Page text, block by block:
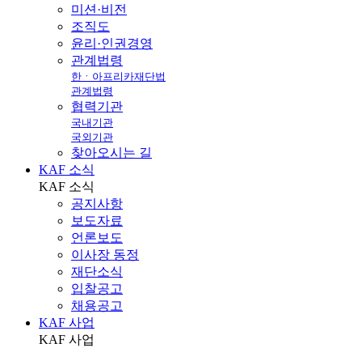
미션·비전
조직도
윤리·인권경영
관계법령
한ㆍ아프리카재단법
관계법령
협력기관
국내기관
국외기관
찾아오시는 길
KAF 소식
KAF 소식
공지사항
보도자료
언론보도
이사장 동정
재단소식
입찰공고
채용공고
KAF 사업
KAF 사업